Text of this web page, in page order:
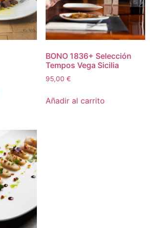
BONO 1836+ Selección
Tempos Vega Sicilia
95,00 €
Añadir al carrito